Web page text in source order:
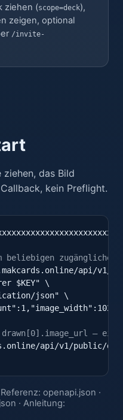
ziehen (scope=deck),
zeigen, optional
/invite-
ziehen, das Bild
kein Preflight.
zugänglichen
api/v1/
$KEY" \
json" \
–
api/v1/public/
openapi.json ·
· Anleitung: